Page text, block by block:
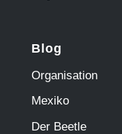
Blog
Organisation
Mexiko
Der Beetle